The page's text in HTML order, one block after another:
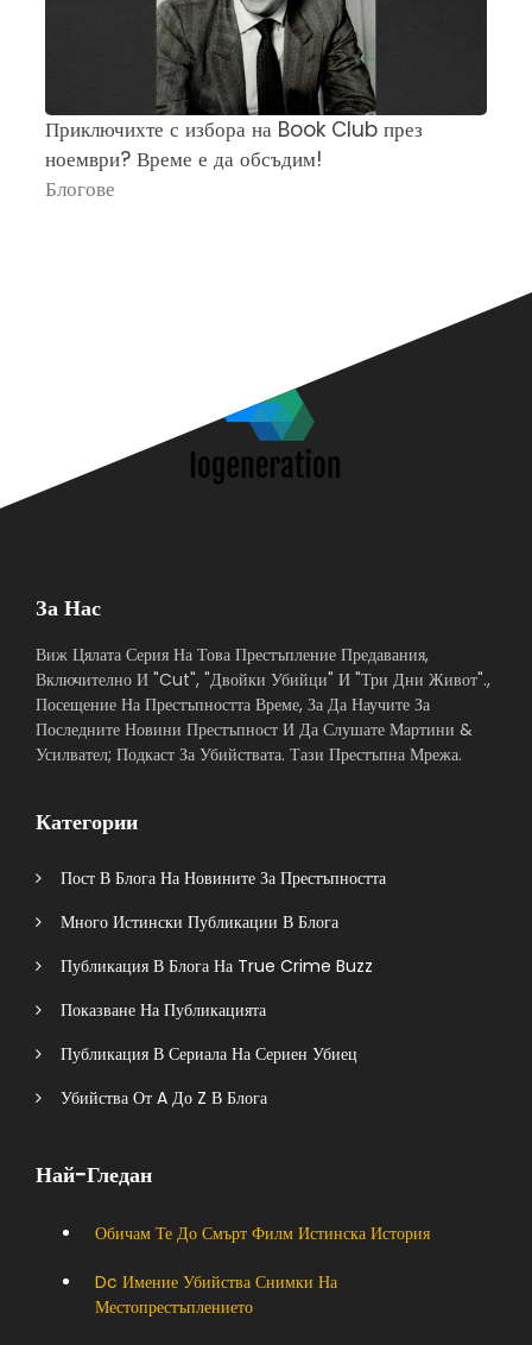
Приключихте с избора на Book Club през
ноември? Време е да обсъдим!
Блогове
За Нас
Виж Цялата Серия На Това Престъпление Предавания,
Включително И "Cut", "Двойки Убийци" И "Три Дни Живот".,
Посещение На Престъпността Време, За Да Научите За
Последните Новини Престъпност И Да Слушате Мартини &
Усилвател; Подкаст За Убийствата. Тази Престъпна Мрежа.
Категории
Пост В Блога На Новините За Престъпността
Много Истински Публикации В Блога
Публикация В Блога На True Crime Buzz
Показване На Публикацията
Публикация В Сериала На Сериен Убиец
Убийства От A До Z В Блога
Най-Гледан
Обичам Те До Смърт Филм Истинска История
Dc Имение Убийства Снимки На
Местопрестъплението